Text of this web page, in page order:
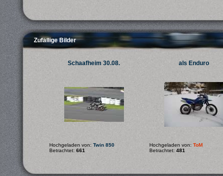
Zufällige Bilder
Schaafheim 30.08.
Hochgeladen von: Twin 850
Betrachtet: 661
als Enduro
Hochgeladen von: ToM
Betrachtet: 481